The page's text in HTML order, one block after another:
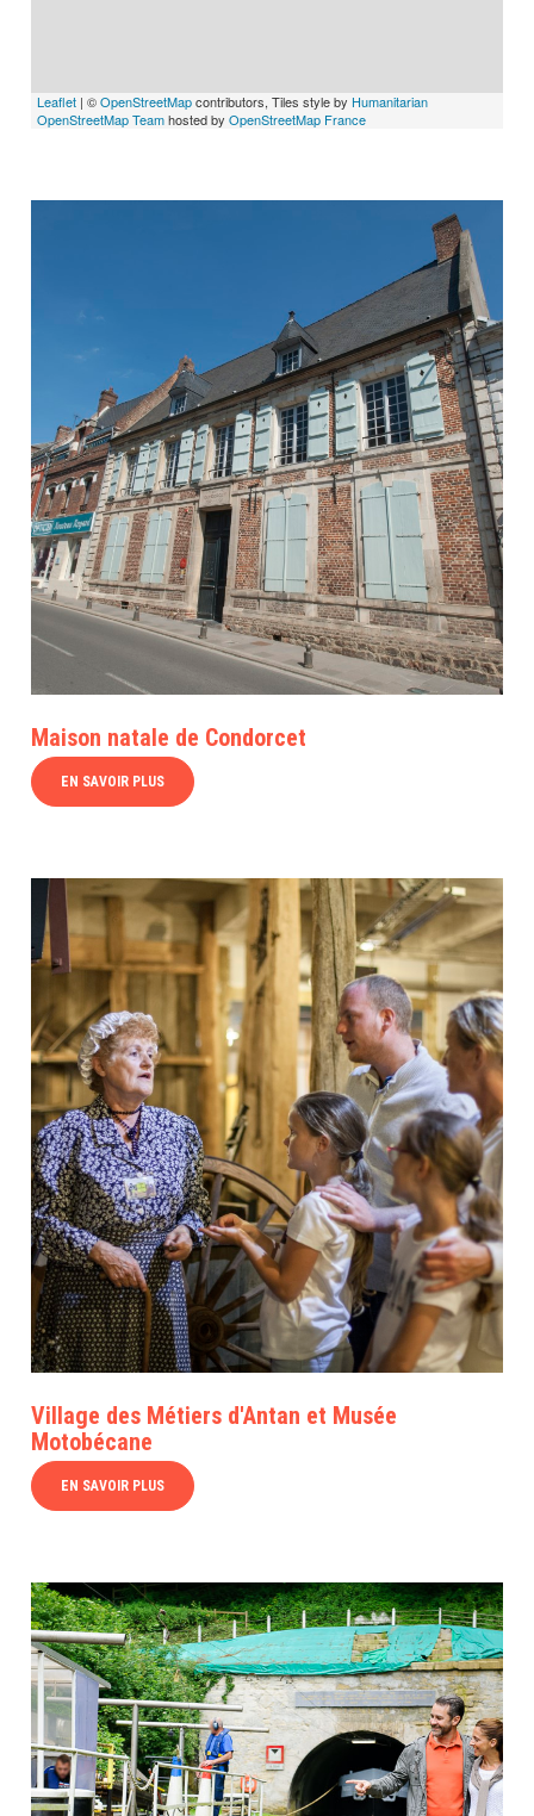
Leaflet | ©OpenStreetMapcontributors, Tiles style by Humanitarian
OpenStreetMap Teamhosted byOpenStreetMap France
Maison natale de Condorcet
EN SAVOIR PLUS
Village des Métiers d'Antan et Musée
Motobécane
EN SAVOIR PLUS